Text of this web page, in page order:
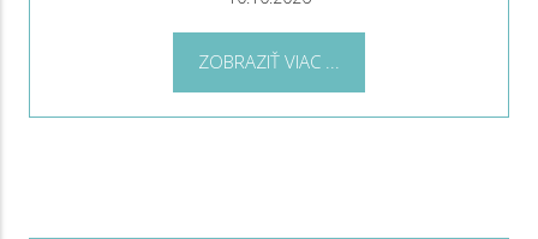
ZOBRAZIŤ VIAC ...